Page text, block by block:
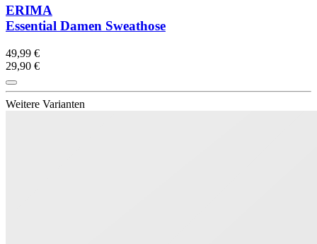
ERIMA
Essential Damen Sweathose
49,99 €
29,90 €
Weitere Varianten